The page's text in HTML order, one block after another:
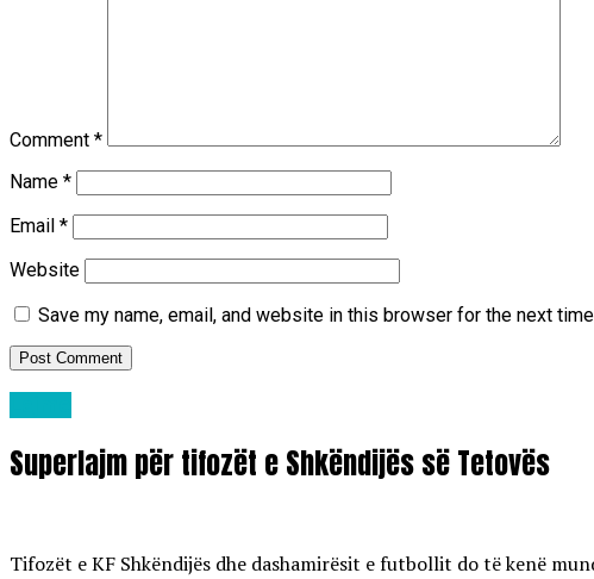
Comment *
Name *
Email *
Website
Save my name, email, and website in this browser for the next
Superlajm për tifozët e Shkëndijës së Tetovës
Tifozët e KF Shkëndijës dhe dashamirësit e futbollit do të kenë